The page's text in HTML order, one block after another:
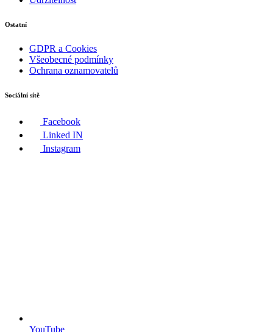
Ostatní
GDPR a Cookies
Všeobecné podmínky
Ochrana oznamovatelů
Sociální sítě
Facebook
Linked IN
Instagram
YouTube